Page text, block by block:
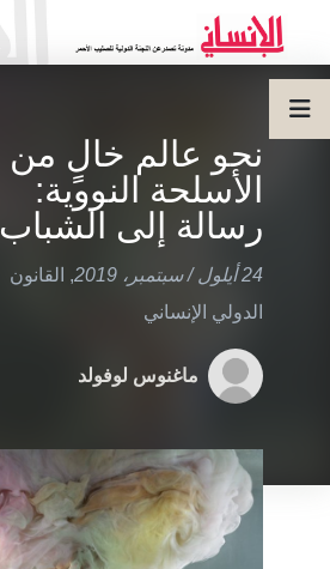
نحو عالم خالٍ من
الأسلحة النووية:
رسالة إلى الشباب
24 أيلول / سبتمبر، 2019 , القانون
الدولي الإنساني
ماغنوس لوفولد